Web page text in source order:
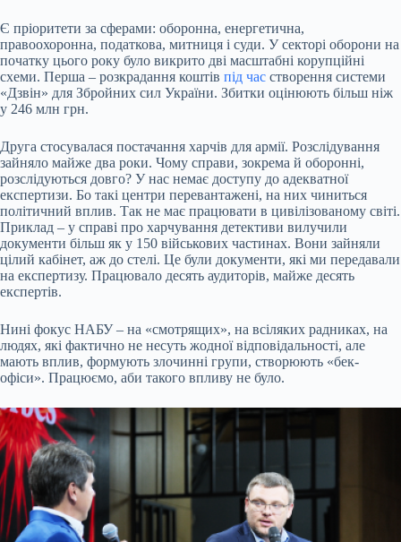
Є пріоритети за сферами: оборонна, енергетична,
правоохоронна, податкова, митниця і суди. У секторі оборони на
початку цього року було викрито дві масштабні корупційні
схеми. Перша – розкрадання коштів під час створення системи
«Дзвін» для Збройних сил України. Збитки оцінюють більш ніж
у 246 млн грн.
Друга стосувалася постачання харчів для армії. Розслідування
зайняло майже два роки. Чому справи, зокрема й оборонні,
розслідуються довго? У нас немає доступу до адекватної
експертизи. Бо такі центри перевантажені, на них чиниться
політичний вплив. Так не має працювати в цивілізованому світі.
Приклад – у справі про харчування детективи вилучили
документи більш як у 150 військових частинах. Вони зайняли
цілий кабінет, аж до стелі. Це були документи, які ми передавали
на експертизу. Працювало десять аудиторів, майже десять
експертів.
Нині фокус НАБУ – на «смотрящих», на всіляких радниках, на
людях, які фактично не несуть жодної відповідальності, але
мають вплив, формують злочинні групи, створюють «бек-
офіси». Працюємо, аби такого впливу не було.